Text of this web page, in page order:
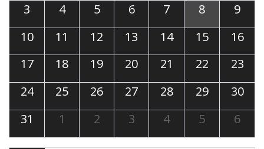
3
4 5 6 7 8
9
10
11 12 13 14 15
16
17
18 19 20 21 22
23
24
25 26 27 28 29
30
31
1 2 3 4 5 6